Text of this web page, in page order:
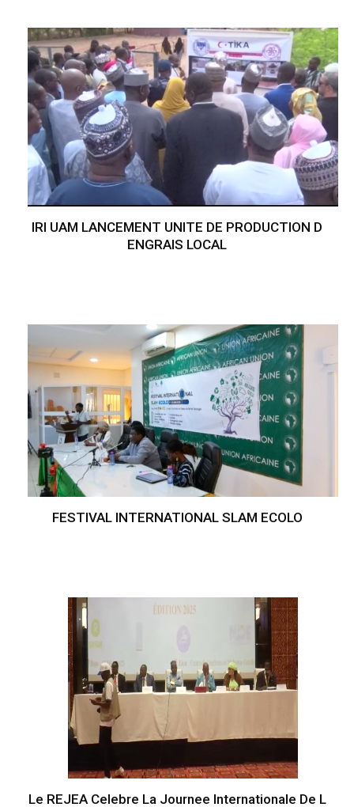
IRI UAM LANCEMENT UNITE DE PRODUCTION D
ENGRAIS LOCAL
FESTIVAL INTERNATIONAL SLAM ECOLO
Le REJEA Celebre La Journee Internationale De L